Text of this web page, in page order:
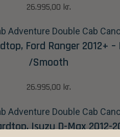
26.995,00 kr.
Ford Ranger 2012+
/Smooth
26.995,00 kr.
Isuzu D-Max 2012-